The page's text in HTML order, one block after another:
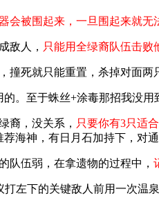
会被围起来，一旦围起来就无
敌人， 只能用全绿裔队伍击败
撞死就只能重置，杀掉对面
。 至于蛛丝+涂毒那招我没用
裔，没关系， 只要你有3只适
海神，有日月石加持下，对通
队伍弱，在拿遗物的过程中，
左下的关键敌人前用一次温